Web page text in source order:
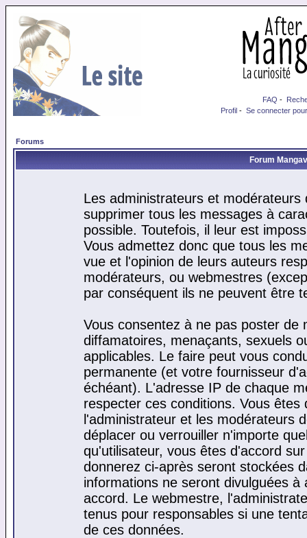
FAQ -
Profil - Se connecter
Forums
Forum
Les administrateurs et
supprimer tous les messages à
possible. Toutefois, il leur est
Vous admettez donc que tous les
vue et l'opinion de leurs auteurs
modérateurs, ou webmestres
par conséquent ils ne peuvent être
Vous consentez à ne pas poster de
diffamatoires, menaçants, sexuels
applicables. Le faire peut vous
permanente (et votre fournisseur
échéant). L'adresse IP de chaque
respecter ces conditions. Vous
l'administrateur et les modérateurs
déplacer ou verrouiller n'importe
qu'utilisateur, vous êtes d'accord
donnerez ci-après seront stockées
informations ne seront divulguées
accord. Le webmestre,
tenus pour responsables si une
de ces données.